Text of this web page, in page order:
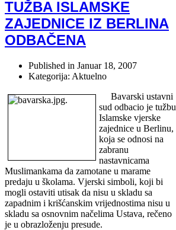
TUŽBA ISLAMSKE
ZAJEDNICE IZ BERLINA
ODBAČENA
Published in Januar 18, 2007
Kategorija: Aktuelno
Bavarski ustavni
sud odbacio je tužbu
Islamske vjerske
zajednice u Berlinu,
koja se odnosi na
zabranu
nastavnicama
Muslimankama da zamotane u marame
predaju u školama. Vjerski simboli, koji bi
mogli ostaviti utisak da nisu u skladu sa
zapadnim i krišćanskim vrijednostima nisu u
skladu sa osnovnim načelima Ustava, rečeno
je u obrazloženju presude.